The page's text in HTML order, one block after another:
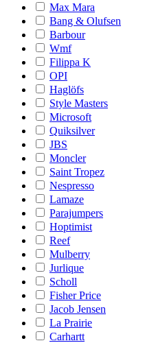
Max Mara
Bang & Olufsen
Barbour
Wmf
Filippa K
OPI
Haglöfs
Style Masters
Microsoft
Quiksilver
JBS
Moncler
Saint Tropez
Nespresso
Lamaze
Parajumpers
Hoptimist
Reef
Mulberry
Jurlique
Scholl
Fisher Price
Jacob Jensen
La Prairie
Carhartt